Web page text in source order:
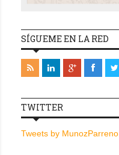
SÍGUEME EN LA RED
TWITTER
Tweets by MunozParreno